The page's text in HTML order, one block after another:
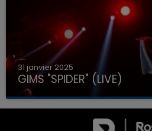
31 janvier 2025
GIMS "SPIDER" (LIVE)